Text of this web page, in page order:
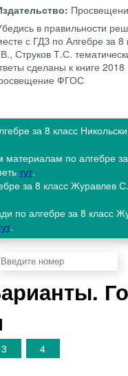
в правильности
с ГДЗ по Алгебре за 8
Струков Т.С.
сделаны к книге 2018
ФГОС
за 8 класс
материалам по алгебре
тут.
за 8 класс Журавлев
по алгебре за 8 класс
.
3 4